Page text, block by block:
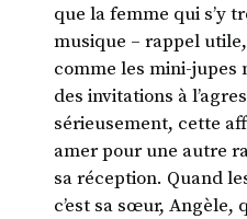
que la femme qui s’y
musique – rappel
comme les mini-jupes
des invitations à
sérieusement, cette
amer pour une autre
sa réception. Quand
c’est sa sœur, Angèle,